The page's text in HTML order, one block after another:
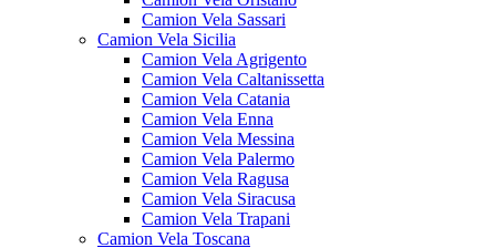
Camion Vela Sassari
Camion Vela Sicilia
Camion Vela Agrigento
Camion Vela Caltanissetta
Camion Vela Catania
Camion Vela Enna
Camion Vela Messina
Camion Vela Palermo
Camion Vela Ragusa
Camion Vela Siracusa
Camion Vela Trapani
Camion Vela Toscana